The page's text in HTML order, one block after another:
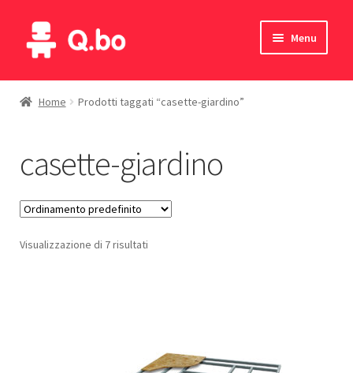
Vai
alla
Vai
al
Menu
Home
Prodotti
Catalogo
Contatti
Home Prodotti taggati “casette-giardino”
casette-giardino
Visualizzazione di 7 risultati